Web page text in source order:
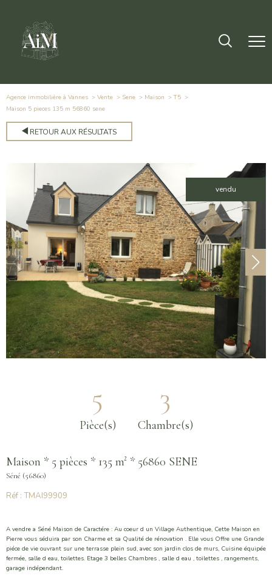
Agence immobilière à Vannes Vente Sene Maison
T5
maison 5 pieces 135 m 56860 sene
RETOUR AUX RÉSULTATS
vendu
5
Pièce(s)
3
Chambre(s)
Maison * 5 pièces * 135 m² * 56860 SENE
Séné (56860)
Réf : TMAI99909
A vendre a Séné Maison de Caractére : Au coeur d un Village Authentique, Cette Maison en
Pierre vous séduira par son Charme et sa Qualité de rénovation . Elle vous Offre une Grande
piéce de vie ouvrant sur une terrasse plein sud, avec son jardin clos de murs, Cuisine équipée
fermée, salle d eau, toilettes. Etage 3 belles Chambres , salle d eau , toilettes , rangements,
garage indépendant.